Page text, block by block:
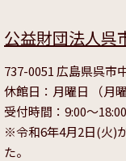
公益財団法人呉
737-0051 広島県呉市
休館日：月曜日 （月
受付時間：9:00～
※令和6年4月2日(火)
た。